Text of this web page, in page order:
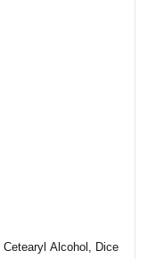
Cetearyl Alcohol , Dice